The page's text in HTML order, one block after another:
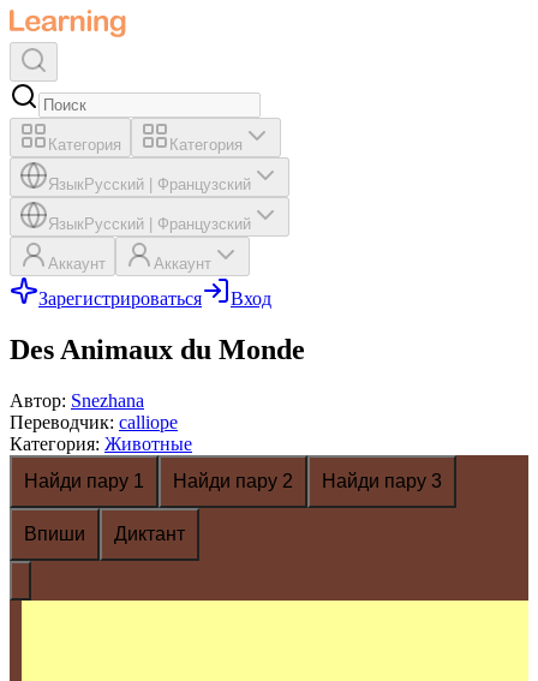
Категория Категория
ЯзыкРусский Французский
ЯзыкРусский Французский
Аккаунт Аккаунт
Зарегистрироваться Вход
Des Animaux du Monde
Автор: Snezhana
Переводчик: calliope
Категория: Животные
Найди пару 1
Найди пару 2 Найди пару 3
Впиши Диктант